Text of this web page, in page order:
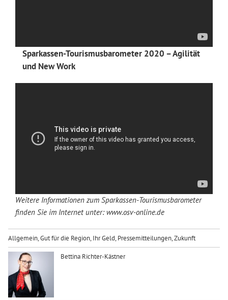
Sparkassen-Tourismusbarometer 2020 – Agilität
und New Work
Weitere Informationen zum Sparkassen-Tourismusbarometer
finden Sie im Internet unter: www.osv-online.de
Allgemein,Gut für die Region, Ihr Geld, Pressemitteilungen,Zukunft
Bettina Richter-Kästner